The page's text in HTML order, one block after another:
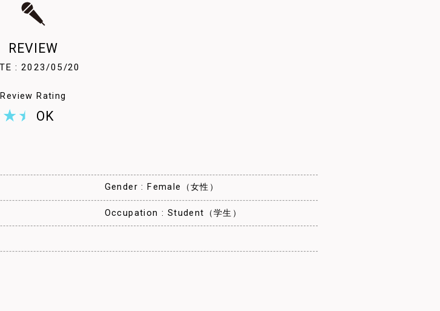
REVIEW
: 2023/05/20
Review Rating
OK
Gender : Female（女性）
Occupation : Student（学生）